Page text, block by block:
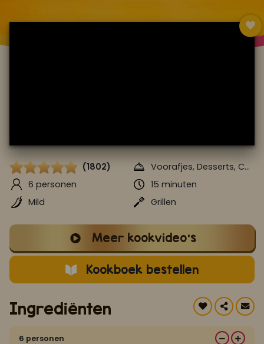
Ofklik hierom je aan te melden voor Mijn Kookboek.
(1802)
Voorafjes, Desserts, Cakes & Taarten
6 personen
15 minuten
Mild
Grillen
Meer kookvideo's
Kookboek bestellen
Ingrediënten
6 personen